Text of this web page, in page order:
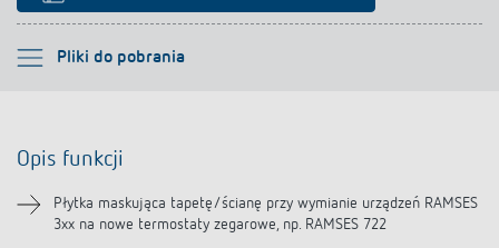
Pliki do pobrania
Proszę wybrać
Pliki do pobrania
Produkty powiązane
Opis funkcji
Płytka maskująca tapetę/ścianę przy wymianie urządzeń RAMSES
3xx na nowe termostaty zegarowe, np. RAMSES 722